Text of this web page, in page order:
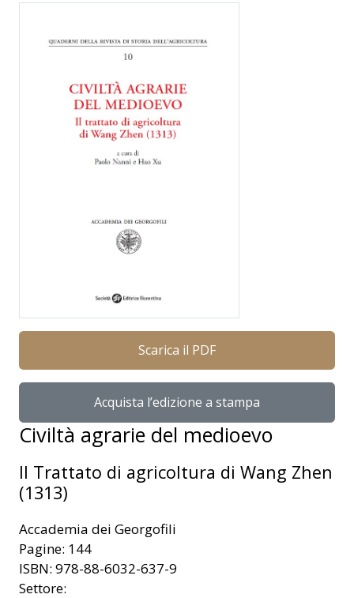
Scarica il PDF
Acquista l’edizione a stampa
Civiltà agrarie del medioevo
Il Trattato di agricoltura di Wang Zhen
(1313)
Accademia dei Georgofili
Pagine: 144
ISBN: 978-88-6032-637-9
Settore: